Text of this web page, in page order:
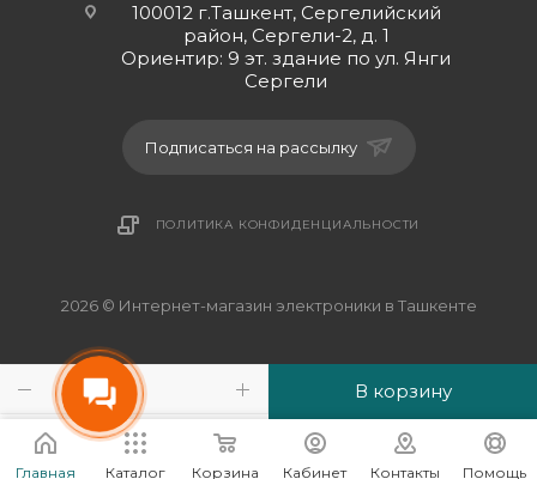
В корзину
100012 г.Ташкент, Сергелийский
район, Сергели-2, д. 1
Ориентир: 9 эт. здание по ул. Янги
Сергели
Подписаться на рассылку
ПОЛИТИКА КОНФИДЕНЦИАЛЬНОСТИ
2026 © Интернет-магазин электроники в Ташкенте
Главная Каталог Корзина Кабинет Контакты Помощь